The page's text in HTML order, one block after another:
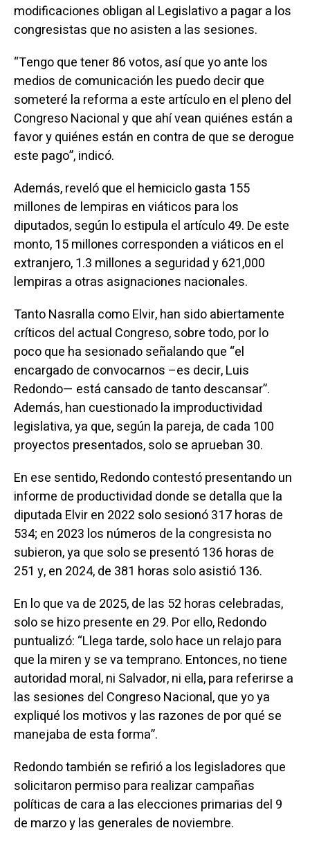
modificaciones obligan al Legislativo a pagar a los
congresistas que no asisten a las sesiones.
“Tengo que tener 86 votos, así que yo ante los
medios de comunicación les puedo decir que
someteré la reforma a este artículo en el pleno del
Congreso Nacional y que ahí vean quiénes están a
favor y quiénes están en contra de que se derogue
este pago”, indicó.
Además, reveló que el hemiciclo gasta 155
millones de lempiras en viáticos para los
diputados, según lo estipula el artículo 49. De este
monto, 15 millones corresponden a viáticos en el
extranjero, 1.3 millones a seguridad y 621,000
lempiras a otras asignaciones nacionales.
Tanto Nasralla como Elvir, han sido abiertamente
críticos del actual Congreso, sobre todo, por lo
poco que ha sesionado señalando que “el
encargado de convocarnos –es decir, Luis
Redondo— está cansado de tanto descansar”.
Además, han cuestionado la improductividad
legislativa, ya que, según la pareja, de cada 100
proyectos presentados, solo se aprueban 30.
En ese sentido, Redondo contestó presentando un
informe de productividad donde se detalla que la
diputada Elvir en 2022 solo sesionó 317 horas de
534; en 2023 los números de la congresista no
subieron, ya que solo se presentó 136 horas de
251 y, en 2024, de 381 horas solo asistió 136.
En lo que va de 2025, de las 52 horas celebradas,
solo se hizo presente en 29. Por ello, Redondo
puntualizó: “Llega tarde, solo hace un relajo para
que la miren y se va temprano. Entonces, no tiene
autoridad moral, ni Salvador, ni ella, para referirse a
las sesiones del Congreso Nacional, que yo ya
expliqué los motivos y las razones de por qué se
manejaba de esta forma”.
Redondo también se refirió a los legisladores que
solicitaron permiso para realizar campañas
políticas de cara a las elecciones primarias del 9
de marzo y las generales de noviembre.